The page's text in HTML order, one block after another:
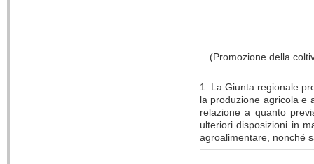
(Promozione della
1. La Giunta regionale
la produzione agricola e
relazione a quanto
ulteriori disposizioni in
agroalimentare, nonché